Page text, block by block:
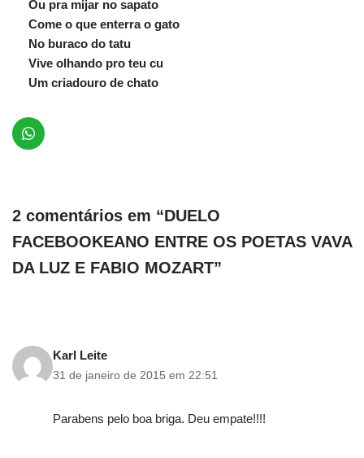
Ou pra mijar no sapato
Come o que enterra o gato
No buraco do tatu
Vive olhando pro teu cu
Um criadouro de chato
2 comentários em “DUELO
FACEBOOKEANO ENTRE OS POETAS VAVA
DA LUZ E FABIO MOZART”
Karl Leite
31 de janeiro de 2015 em 22:51
Parabens pelo boa briga. Deu empate!!!!